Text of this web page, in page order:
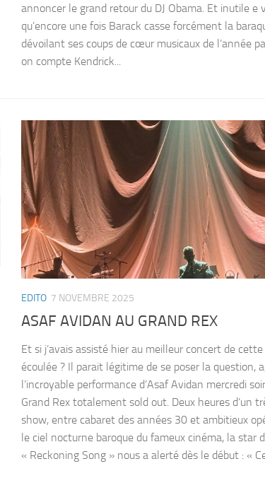
annoncer le grand retour du DJ Obama. Et inutile e
qu’encore une fois Barack casse forcément la
dévoilant ses coups de cœur musicaux de l’année
on compte Kendrick...
EDITO 7 NOVEMBRE 2025
ASAF AVIDAN AU GRAND REX
Et si j’avais assisté hier au meilleur concert de
écoulée ? Il parait légitime de se poser la question,
l’incroyable performance d’Asaf Avidan mercredi
Grand Rex totalement sold out. Deux heures d’un
show, entre cabaret des années 30 et ambitieux
le ciel nocturne baroque du fameux cinéma, la star
« Reckoning Song » nous a alerté dès le début : «